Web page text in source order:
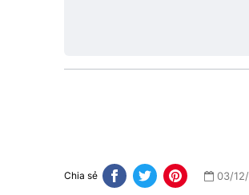
Chia sẻ 03/